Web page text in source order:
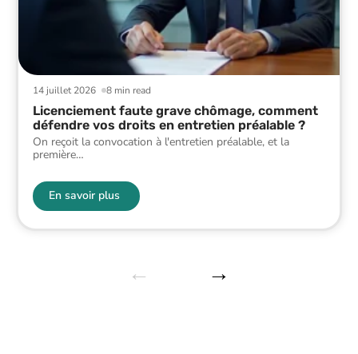
8 min read
14 juillet 2026
Licenciement faute grave chômage, comment
défendre vos droits en entretien préalable ?
On reçoit la convocation à l'entretien préalable, et la
première…
En savoir plus